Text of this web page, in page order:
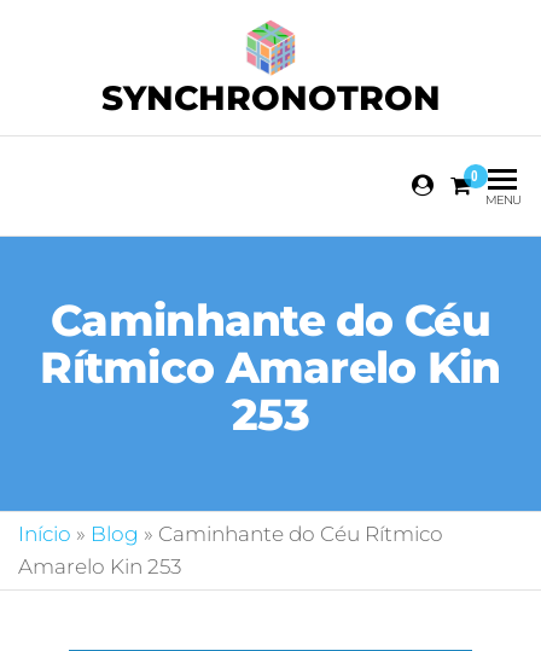
SYNCHRONOTRON
0
MENU
Caminhante do Céu
Rítmico Amarelo Kin
253
Início » Blog » Caminhante do Céu Rítmico
Amarelo Kin 253